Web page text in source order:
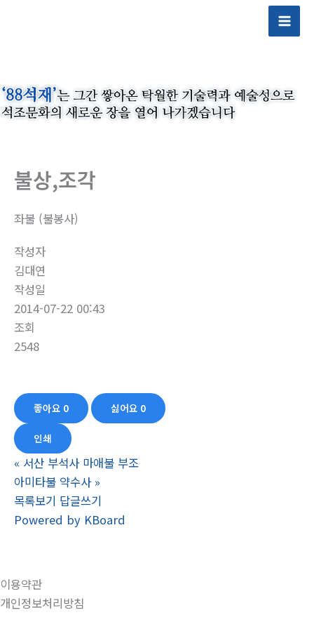
건
너
뛰
불상,조각
좌불 (불봉사)
작성자
김대연
작성일
2014-07-22 00:43
조회
2548
좋아요 0 싫어요 0
인쇄
« 서산 부석사 마애불 부조
아미타불 약수사 »
목록보기 답글쓰기
Powered by KBoard
이용약관
개인정보처리방침